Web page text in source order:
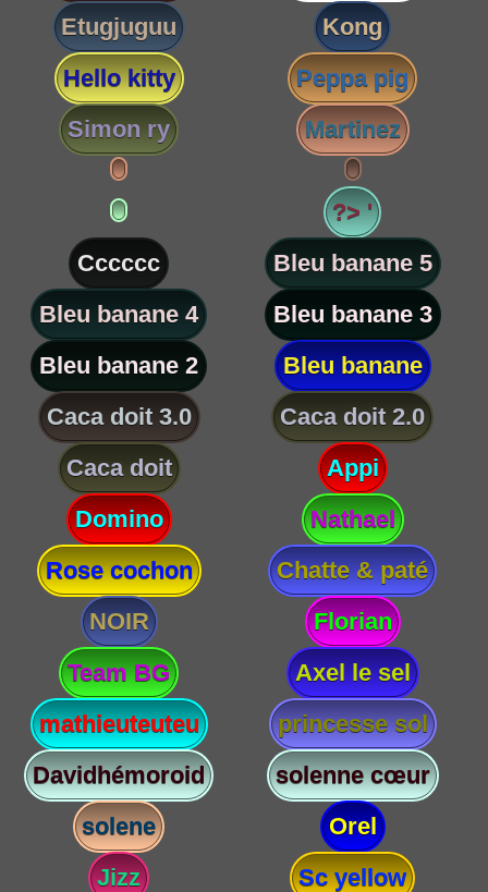
Etugjuguu
Kong
Hello kitty
Peppa pig
Simon ry
Martinez
?> '
Cccccc
Bleu banane 5
Bleu banane 4
Bleu banane 3
Bleu banane 2
Bleu banane
Caca doit 3.0
Caca doit 2.0
Caca doit
Appi
Domino
Nathael
Rose cochon
Chatte & paté
NOIR
Florian
Team BG
Axel le sel
mathieuteuteu
princesse sol
Davidhémoroid
solenne cœur
solene
Orel
Jizz
Sc yellow